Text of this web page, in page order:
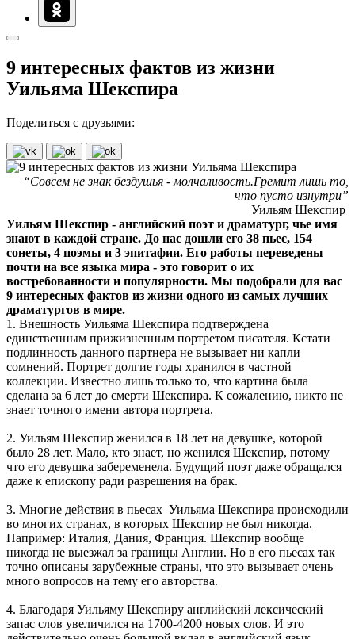
9 интересных фактов из жизни
Уильяма Шекспира
Поделиться с друзьями:
“Совсем не знак бездушья - молчаливость.Гремит лишь то,
что пусто изнутри”
Уильям Шекспир
Уильям Шекспир - английский поэт и драматург, чье имя
знают в каждой стране. До нас дошли его 38 пьес, 154
сонеты, 4 поэмы и 3 эпитафии. Его работы переведены
почти на все языка мира - это говорит о их
востребованности и популярности. Мы подобрали для вас
9 интересных фактов из жизни одного из самых лучших
драматургов в мире.
1. Внешность Уильяма Шекспира подтверждена
единственным прижизненным портретом писателя. Кстати
подлинность данного партнера не вызывает ни капли
сомнений. Портрет долгие годы хранился в частной
коллекции. Известно лишь только то, что картина была
сделана за 6 лет до смерти Шекспира. К сожалению, никто не
знает точного имени автора портрета.
2. Уильям Шекспир женился в 18 лет на девушке, которой
было 28 лет. Мало, кто знает, но женился Шекспир, потому
что его девушка забеременела. Будущий поэт даже обращался
даже к епископу ради разрешения на брак.
3. Многие действия в пьесах Уильяма Шекспира происходили
во многих странах, в которых Шекспир не был никогда.
Например: Италия, Дания, Франция. Шекспир вообще
никогда не выезжал за границы Англии. Но в его пьесах так
точно описаны зарубежные страны, что это вызывает очень
много вопросов на тему его авторства.
4. Благодаря Уильяму Шекспиру английский лексический
запас слов увеличился на 1700-4200 новых слов. И это